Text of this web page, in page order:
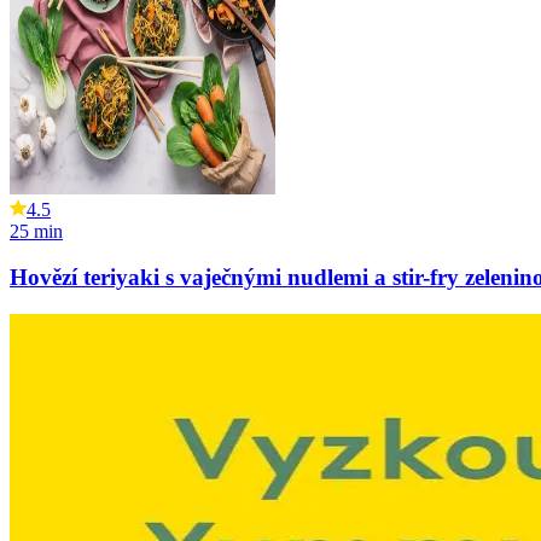
4.5
25 min
Hovězí teriyaki s vaječnými nudlemi a stir-fry